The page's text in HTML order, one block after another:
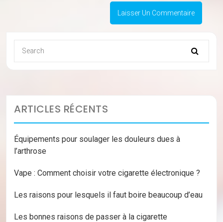
ARTICLES RÉCENTS
Équipements pour soulager les douleurs dues à
l’arthrose
Vape : Comment choisir votre cigarette électronique ?
Les raisons pour lesquels il faut boire beaucoup d’eau
Les bonnes raisons de passer à la cigarette